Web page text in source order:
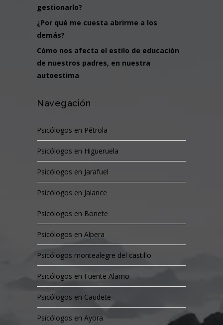
gestionarlo?
¿Por qué me cuesta abrirme a los
demás?
Cómo nos afecta el estilo de educación
de nuestros padres, en nuestra
autoestima
Navegación
Psicólogos en Pétrola
Psicólogos en Higueruela
Psicólogos en Jarafuel
Psicólogos en Jalance
Psicólogos en Bonete
Psicólogos en Alpera
Psicólogos montealegre del castillo
Psicólogos en Fuente Alamo
Psicólogos en Caudete
Psicólogos en Ayora